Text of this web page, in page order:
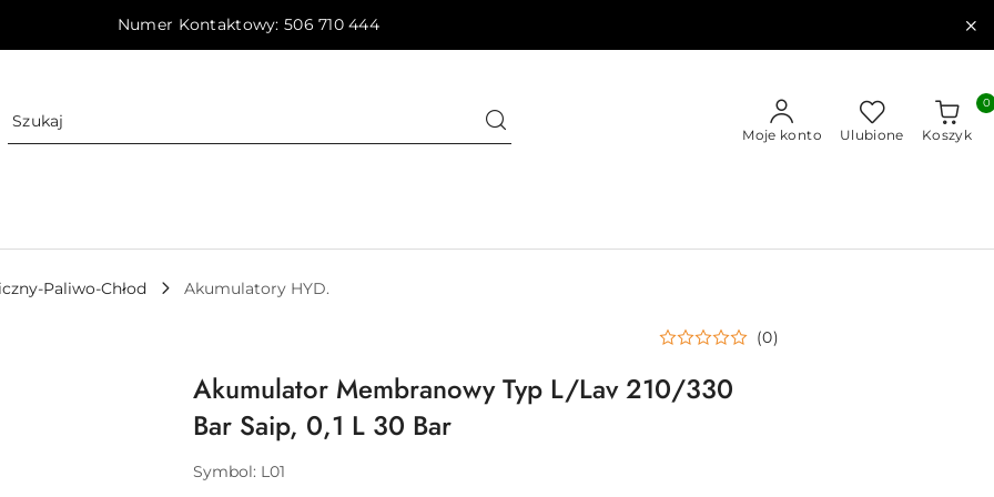
Numer Kontaktowy: 506 710 444
Moje konto Ulubione Koszyk
0
Paliwo-Chłod Akumulatory HYD.
(0)
Akumulator Membranowy Typ L/Lav 210/330
Bar Saip, 0,1 L 30 Bar
Symbol: L01